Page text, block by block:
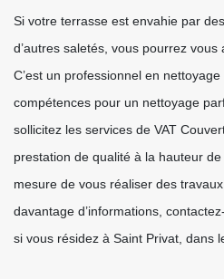
Si votre terrasse est envahie par
d’autres saletés, vous pourrez vous
C’est un professionnel en
compétences pour un nettoyage
sollicitez les services de VAT
prestation de qualité à la hauteur
mesure de vous réaliser des
davantage d’informations,
si vous résidez à Saint Privat, dans